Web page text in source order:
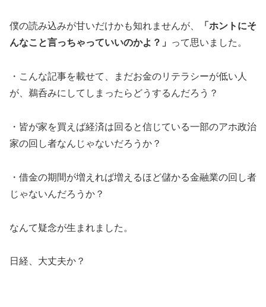
僕の読み込みが甘いだけかも知れませんが、
「ホントにそ
んなこと言っちゃっていいのかよ？」
って思いました。
・こんな記事を載せて、まだお金のリテラシーが低い人
が、鵜呑みにしてしまったらどうするんだろう？
・皆が家を買えば経済は回ると信じている一部のアホ政治
家の回し者なんじゃないだろうか？
・借金の期間が増えれば増えるほど儲かる金融業の回し者
じゃないんだろうか？
なんて疑念が生まれました。
日経、大丈夫か？